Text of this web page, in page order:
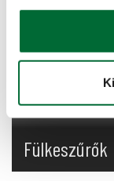
Fülkeszűrők